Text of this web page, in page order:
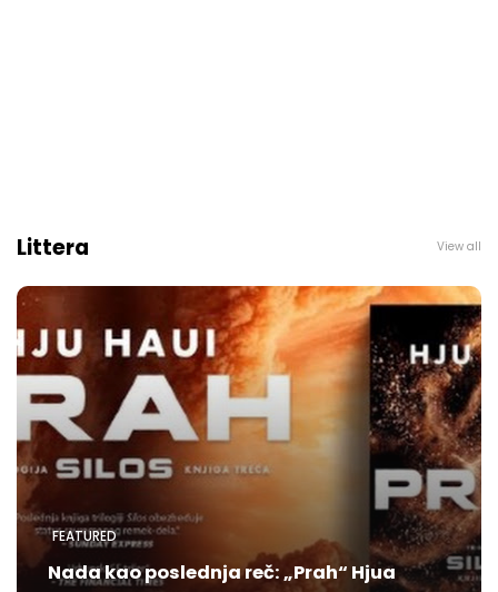
Littera View all
FEATURED
Nada kao poslednja reč: „Prah“ Hjua